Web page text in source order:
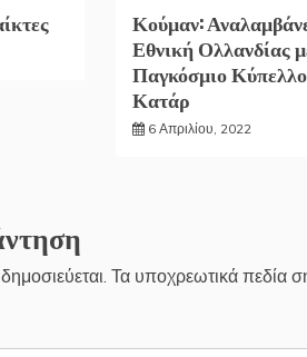
Κούμαν:
Εθνική Ολλανδίας
Παγκόσμιο
Κατάρ
6 Απριλίου, 2022
Τα υποχρεωτικά πεδία